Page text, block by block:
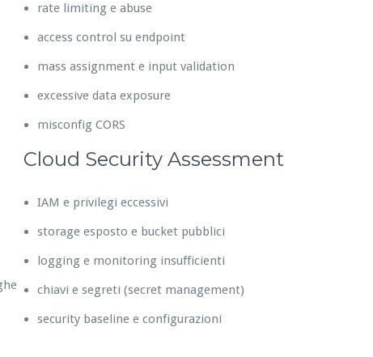
rate limiting e abuse
access control su endpoint
mass assignment e input validation
excessive data exposure
misconfig CORS
Cloud Security Assessment
IAM e privilegi eccessivi
storage esposto e bucket pubblici
logging e monitoring insufficienti
chiavi e segreti (secret management)
security baseline e configurazioni